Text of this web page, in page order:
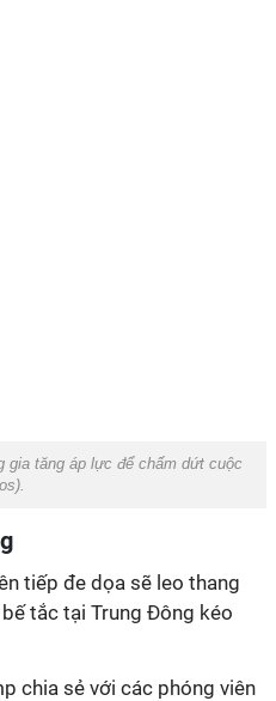
gia tăng áp lực để chấm dứt cuộc
).
tiếp đe dọa sẽ leo thang
tắc tại Trung Đông kéo
chia sẻ với các phóng viên